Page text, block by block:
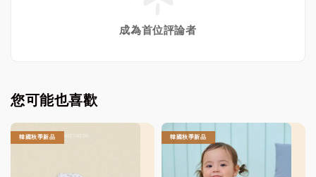
成為首位評論者
您可能也喜歡
韓國秋季新品 韓國秋季新品